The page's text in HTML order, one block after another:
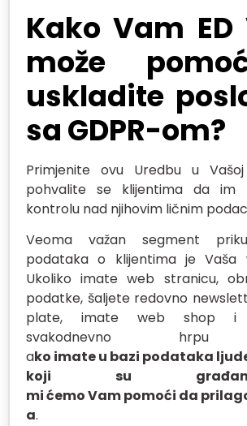
Kako Vam ED
može
uskladite
sa GDPR-om?
Primjenite ovu Uredbu u
pohvalite se klijentima da im
kontrolu nad njihovim ličnim
Veoma važan segment
podataka o klijentima je Vaša
Ukoliko imate web stranicu,
podatke, šaljete redovno
plate, imate web shop i
svakodnevno hrpu
ako imateu bazi podataka
koji su gra
mićemoVampomoći da
a.